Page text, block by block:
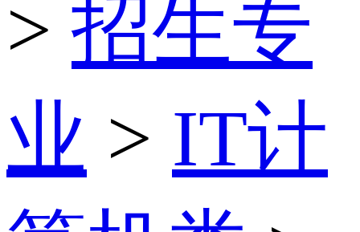
> 招生专
业 > IT计